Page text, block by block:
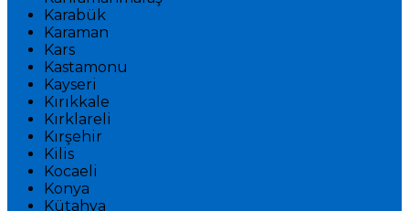
Karabük
Karaman
Kars
Kastamonu
Kayseri
Kırıkkale
Kırklareli
Kırşehir
Kilis
Kocaeli
Konya
Kütahya